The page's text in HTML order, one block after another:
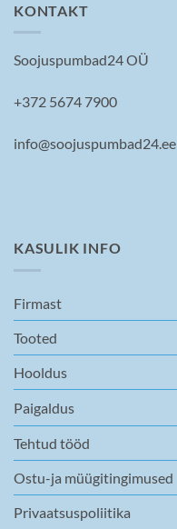
KONTAKT
Soojuspumbad24 OÜ
+372 5674 7900
info@soojuspumbad24.ee
KASULIK INFO
Firmast
Tooted
Hooldus
Paigaldus
Tehtud tööd
Ostu-ja müügitingimused
Privaatsuspoliitika